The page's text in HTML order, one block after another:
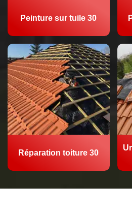
Peinture sur tuile 30
Réparation toiture 30